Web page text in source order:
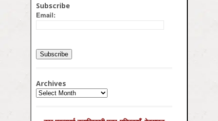
Subscribe
Email:
Archives
Archives